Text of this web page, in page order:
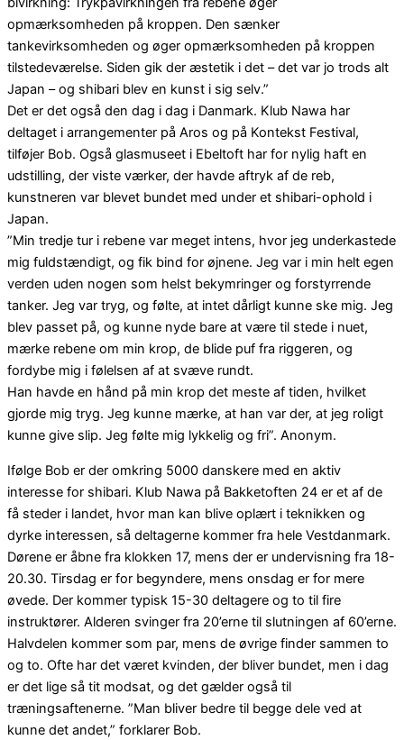
opmærksomheden på kroppen. Den sænker
tankevirksomheden og øger opmærksomheden på kroppen
tilstedeværelse. Siden gik der æstetik i det – det var jo trods alt
Japan – og shibari blev en kunst i sig selv.”
Det er det også den dag i dag i Danmark. Klub Nawa har
deltaget i arrangementer på Aros og på Kontekst Festival,
tilføjer Bob. Også glasmuseet i Ebeltoft har for nylig haft en
udstilling, der viste værker, der havde aftryk af de reb,
kunstneren var blevet bundet med under et shibari-ophold i
Japan.
”Min tredje tur i rebene var meget intens, hvor jeg underkastede
mig fuldstændigt, og fik bind for øjnene. Jeg var i min helt egen
verden uden nogen som helst bekymringer og forstyrrende
tanker. Jeg var tryg, og følte, at intet dårligt kunne ske mig. Jeg
blev passet på, og kunne nyde bare at være til stede i nuet,
mærke rebene om min krop, de blide puf fra riggeren, og
fordybe mig i følelsen af at svæve rundt.
Han havde en hånd på min krop det meste af tiden, hvilket
gjorde mig tryg. Jeg kunne mærke, at han var der, at jeg roligt
kunne give slip. Jeg følte mig lykkelig og fri”. Anonym.
Ifølge Bob er der omkring 5000 danskere med en aktiv
interesse for shibari. Klub Nawa på Bakketoften 24 er et af de
få steder i landet, hvor man kan blive oplært i teknikken og
dyrke interessen, så deltagerne kommer fra hele Vestdanmark.
Dørene er åbne fra klokken 17, mens der er undervisning fra 18-
20.30. Tirsdag er for begyndere, mens onsdag er for mere
øvede. Der kommer typisk 15-30 deltagere og to til fire
instruktører. Alderen svinger fra 20’erne til slutningen af 60’erne.
Halvdelen kommer som par, mens de øvrige finder sammen to
og to. Ofte har det været kvinden, der bliver bundet, men i dag
er det lige så tit modsat, og det gælder også til
træningsaftenerne. ”Man bliver bedre til begge dele ved at
kunne det andet,” forklarer Bob.